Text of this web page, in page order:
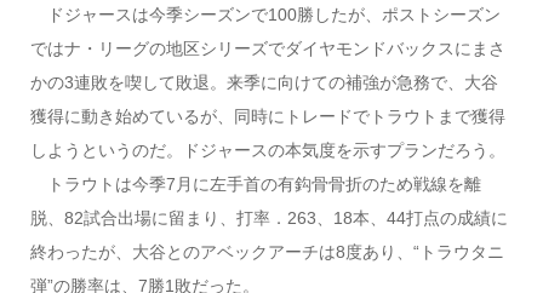
ドジャースは今季シーズンで100勝したが、ポストシーズン
ではナ・リーグの地区シリーズでダイヤモンドバックスにまさ
かの3連敗を喫して敗退。来季に向けての補強が急務で、大谷
獲得に動き始めているが、同時にトレードでトラウトまで獲得
しようというのだ。ドジャースの本気度を示すプランだろう。
トラウトは今季7月に左手首の有鈎骨骨折のため戦線を離
脱、82試合出場に留まり、打率．263、18本、44打点の成績に
終わったが、大谷とのアベックアーチは8度あり、“トラウタニ
弾”の勝率は、7勝1敗だった。